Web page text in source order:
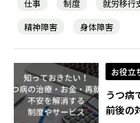
仕事 制度 就労移行
精神障害
身体障害
お役立
うつ病
前後の